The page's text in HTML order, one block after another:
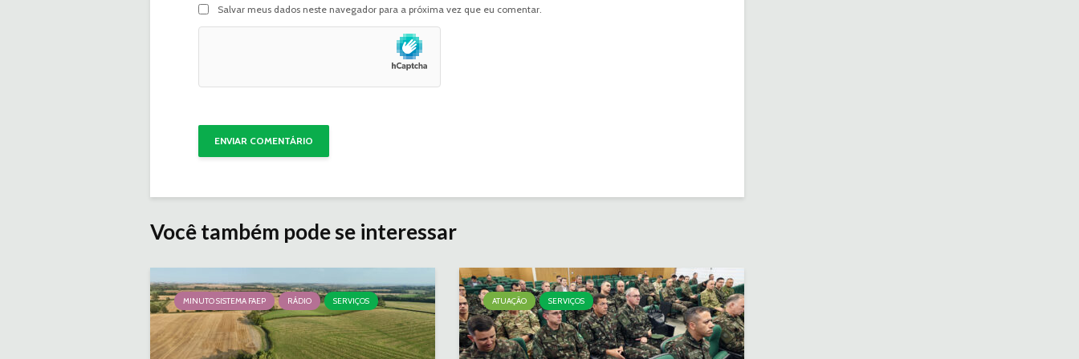
Salvar meus dados neste navegador para a próxima vez que eu comentar.
Você também pode se interessar
MINUTO SISTEMA FAEP RÁDIO SERVIÇOS ATUAÇÃO SERVIÇOS